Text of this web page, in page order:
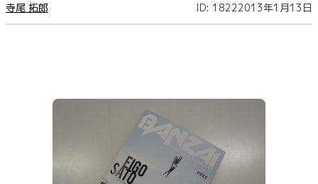
寺尾 拓郎 ID: 18222013年1月13日